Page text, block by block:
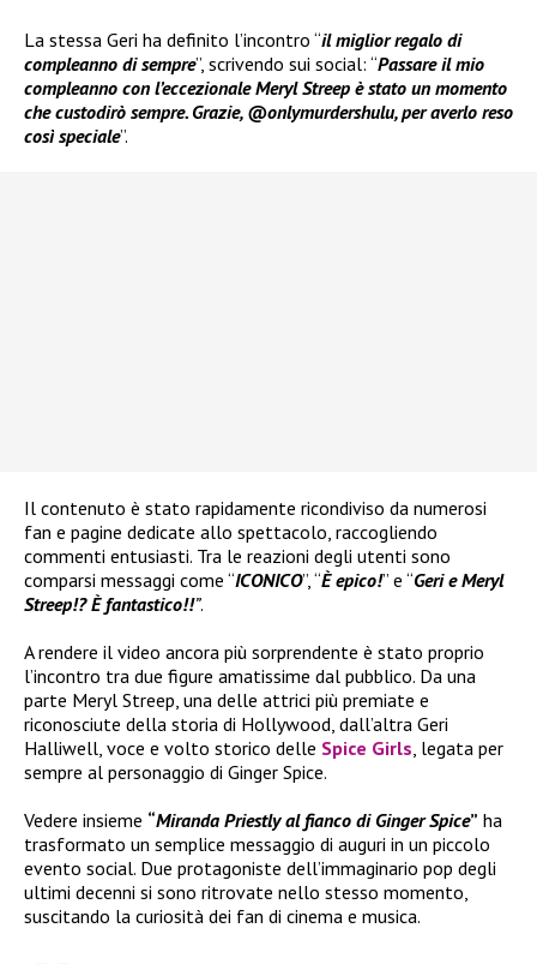
La stessa Geri ha definito l’incontro “il miglior regalo di
compleanno di sempre”, scrivendo sui social: “Passare il mio
compleanno con l’eccezionale Meryl Streep è stato un momento
che custodirò sempre. Grazie, @onlymurdershulu, per averlo reso
così speciale”.
Il contenuto è stato rapidamente ricondiviso da numerosi
fan e pagine dedicate allo spettacolo, raccogliendo
commenti entusiasti. Tra le reazioni degli utenti sono
comparsi messaggi come “ICONICO”, “È epico!” e “Geri e Meryl
Streep!? È fantastico!!”.
A rendere il video ancora più sorprendente è stato proprio
l’incontro tra due figure amatissime dal pubblico. Da una
parte Meryl Streep, una delle attrici più premiate e
riconosciute della storia di Hollywood, dall’altra Geri
Halliwell, voce e volto storico delle Spice Girls , legata per
sempre al personaggio di Ginger Spice.
Vedere insieme “Miranda Priestly al fianco di Ginger Spice” ha
trasformato un semplice messaggio di auguri in un piccolo
evento social. Due protagoniste dell’immaginario pop degli
ultimi decenni si sono ritrovate nello stesso momento,
suscitando la curiosità dei fan di cinema e musica.